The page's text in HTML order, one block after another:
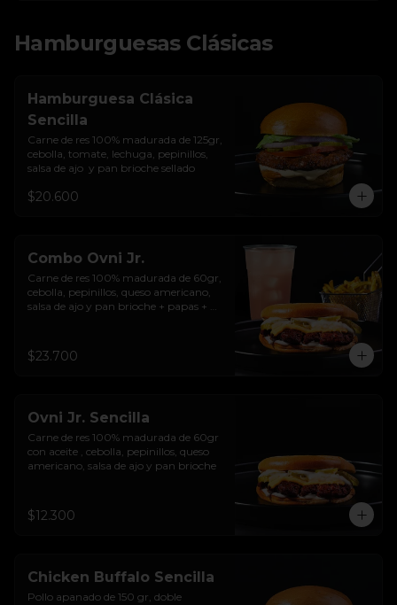
Hamburguesas Clásicas
Hamburguesa Clásica
Sencilla
Carne de res 100% madurada de 125gr,
cebolla, tomate, lechuga, pepinillos,
salsa de ajo  y pan brioche sellado
$20.600
Combo Ovni Jr.
Carne de res 100% madurada de 60gr,
cebolla, pepinillos, queso americano,
salsa de ajo y pan brioche + papas +
$23.700
Ovni Jr. Sencilla
Carne de res 100% madurada de 60gr
con aceite , cebolla, pepinillos, queso
americano, salsa de ajo y pan brioche
$12.300
Chicken Buffalo Sencilla
Pollo apanado de 150 gr, doble